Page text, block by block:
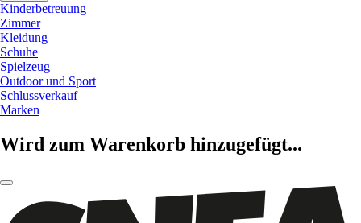
Kinderbetreuung
Zimmer
Kleidung
Schuhe
Spielzeug
Outdoor und Sport
Schlussverkauf
Marken
Wird zum Warenkorb hinzugefügt...